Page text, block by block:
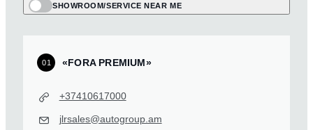
SHOWROOM/SERVICE NEAR ME
01 «FORA PREMIUM»
+37410617000
jlrsales@autogroup.am